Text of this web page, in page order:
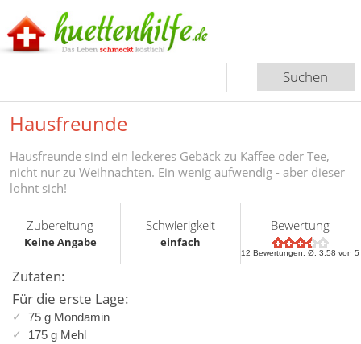
Hausfreunde
Hausfreunde sind ein leckeres Gebäck zu Kaffee oder Tee,
nicht nur zu Weihnachten. Ein wenig aufwendig - aber dieser
lohnt sich!
Zubereitung
Keine Angabe
Schwierigkeit
einfach
Bewertung
12 Bewertungen, Ø:3,58 von 5
Zutaten:
Für die erste Lage:
75 g Mondamin
175 g Mehl